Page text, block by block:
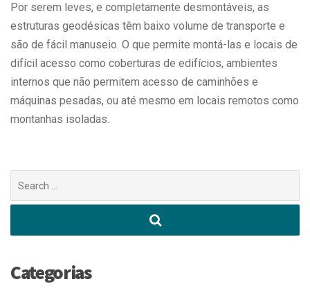
Por serem leves, e completamente desmontáveis, as
estruturas geodésicas têm baixo volume de transporte e
são de fácil manuseio. O que permite montá-las e locais de
difícil acesso como coberturas de edifícios, ambientes
internos que não permitem acesso de caminhões e
máquinas pesadas, ou até mesmo em locais remotos como
montanhas isoladas.
por:
Categorias